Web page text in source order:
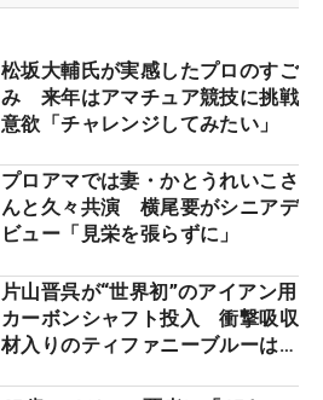
松坂大輔氏が実感したプロのすご
み 来年はアマチュア競技に挑戦
意欲「チャレンジしてみたい」
プロアマでは妻・かとうれいこさ
んと久々共演 横尾要がシニアデ
ビュー「見栄を張らずに」
片山晋呉が“世界初”のアイアン用
カーボンシャフト投入 衝撃吸収
材入りのティファニーブルーは